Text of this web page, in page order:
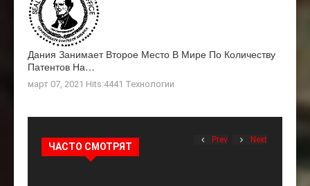
Дания Занимает Второе Место В Мире По Количеству
Патентов На…
март 07, 2021 Hits:4441 Технологии
ЧАСТО СМОТРЯТ
Prev Next